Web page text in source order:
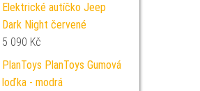
Elektrické autíčko Jeep
Dark Night červené
5 090 Kč
PlanToys PlanToys Gumová
loďka - modrá